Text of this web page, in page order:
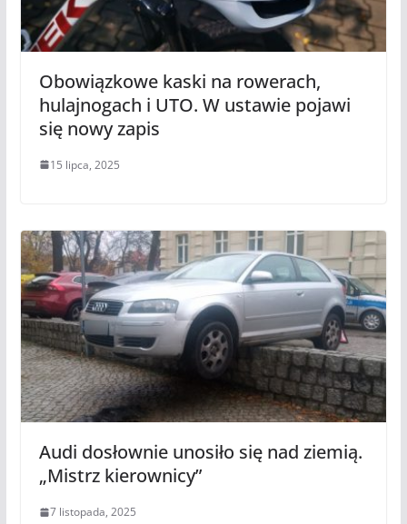
Obowiązkowe kaski na rowerach,
hulajnogach i UTO. W ustawie pojawi
się nowy zapis
15 lipca, 2025
Audi dosłownie unosiło się nad ziemią.
„Mistrz kierownicy”
7 listopada, 2025